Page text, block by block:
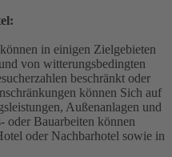
in einigen Zielgebieten
von witterungsbedingten
beschränkt oder
können Sich auf
Außenanlagen und
oder Bauarbeiten können
oder Nachbarhotel sowie in